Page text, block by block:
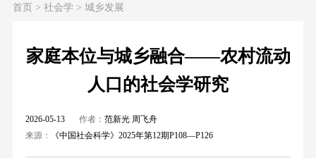
首页> 社会学 > 城乡发展
家庭本位与城乡融合——农村流动
人口的社会学研究
2026-05-13 作者： 范新光 周飞舟
来源：
《中国社会科学》2025年第12期P108—P126